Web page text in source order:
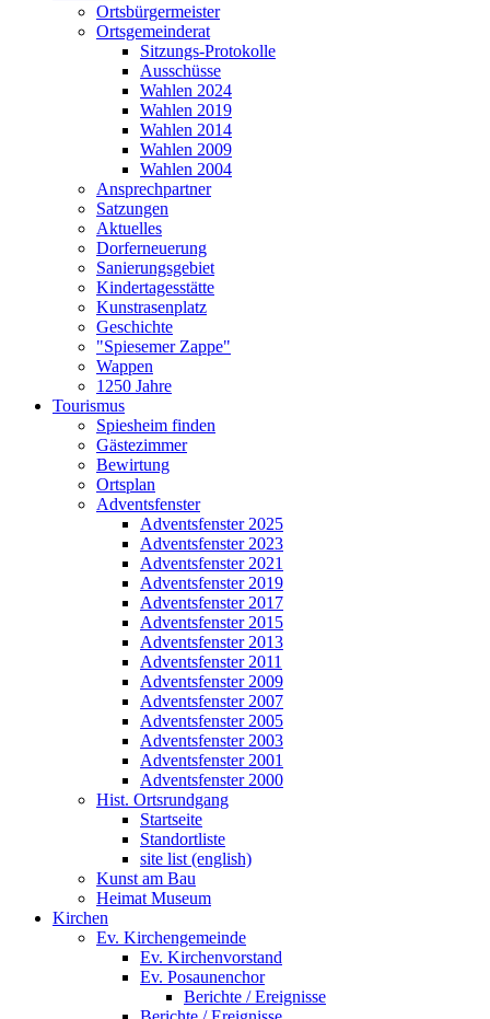
Ortsbürgermeister
Ortsgemeinderat
Sitzungs-Protokolle
Ausschüsse
Wahlen 2024
Wahlen 2019
Wahlen 2014
Wahlen 2009
Wahlen 2004
Ansprechpartner
Satzungen
Aktuelles
Dorferneuerung
Sanierungsgebiet
Kindertagesstätte
Kunstrasenplatz
Geschichte
"Spiesemer Zappe"
Wappen
1250 Jahre
Tourismus
Spiesheim finden
Gästezimmer
Bewirtung
Ortsplan
Adventsfenster
Adventsfenster 2025
Adventsfenster 2023
Adventsfenster 2021
Adventsfenster 2019
Adventsfenster 2017
Adventsfenster 2015
Adventsfenster 2013
Adventsfenster 2011
Adventsfenster 2009
Adventsfenster 2007
Adventsfenster 2005
Adventsfenster 2003
Adventsfenster 2001
Adventsfenster 2000
Hist. Ortsrundgang
Startseite
Standortliste
site list (english)
Kunst am Bau
Heimat Museum
Kirchen
Ev. Kirchengemeinde
Ev. Kirchenvorstand
Ev. Posaunenchor
Berichte / Ereignisse